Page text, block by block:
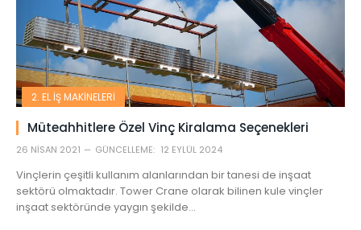
2. EL İŞ MAKINELERI
Müteahhitlere Özel Vinç Kiralama Seçenekleri
26 NISAN 2021 GÜNCELLEME: 12 EYLÜL 2024
Vinçlerin çeşitli kullanım alanlarından bir tanesi de inşaat
sektörü olmaktadır. Tower Crane olarak bilinen kule vinçler
inşaat sektöründe yaygın şekilde…